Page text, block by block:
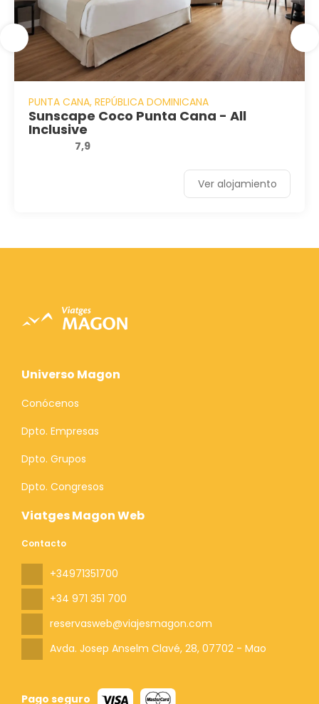
PUNTA CANA, REPÚBLICA DOMINICANA
Sunscape Coco Punta Cana - All
Inclusive
7,9
Ver alojamiento
Viatges Magon Web
Contacto
+34971351700
+34 971 351 700
reservasweb@viajesmagon.com
Avda. Josep Anselm Clavé, 28, 07702 - Mao
Pago seguro
Universo Magon
Conócenos
Dpto. Empresas
Dpto. Grupos
Dpto. Congresos